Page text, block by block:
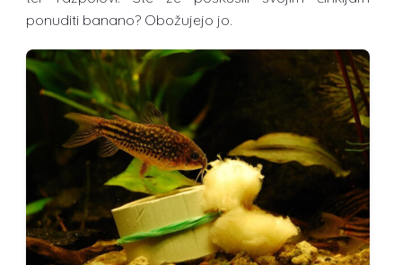
ponuditi banano? Obožujejo jo.